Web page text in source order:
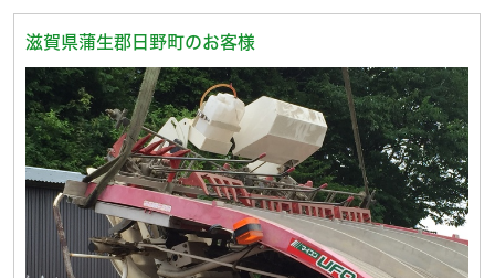
滋賀県蒲生郡日野町のお客様